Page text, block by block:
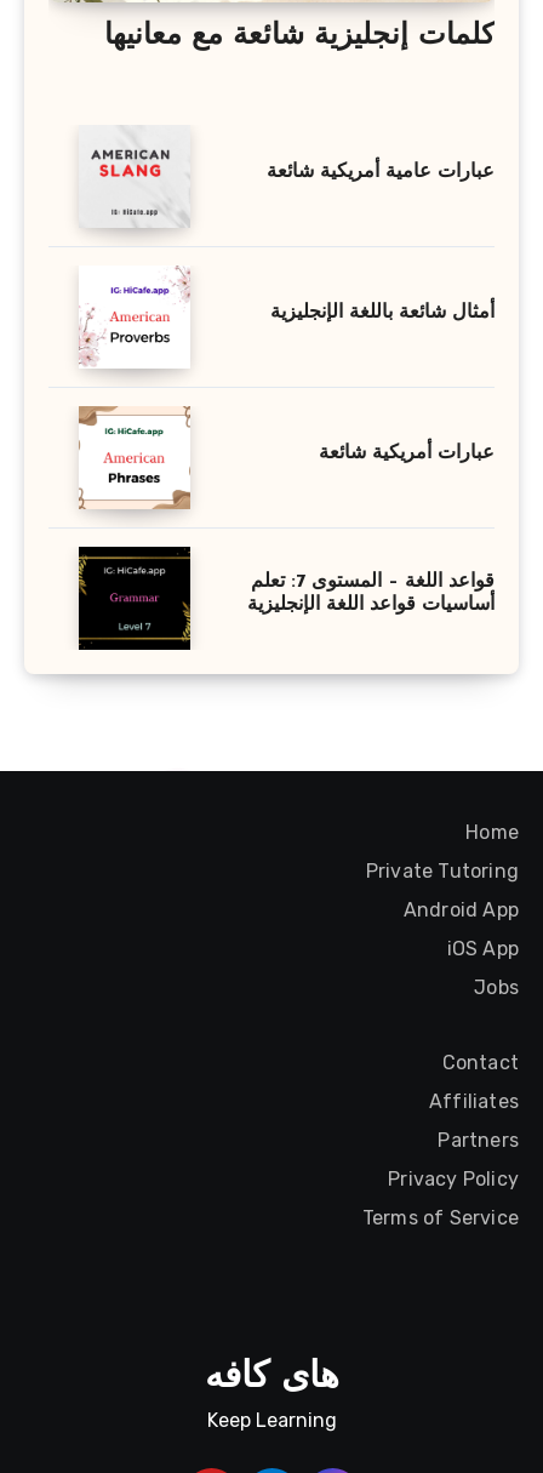
كلمات إنجليزية شائعة مع معانيها
عبارات عامية أمريكية شائعة
أمثال شائعة باللغة الإنجليزية
عبارات أمريكية شائعة
قواعد اللغة – المستوى 7: تعلم
أساسيات قواعد اللغة الإنجليزية
Home
Private Tutoring
Android App
iOS App
Jobs
Contact
Affiliates
Partners
Privacy Policy
Terms of Service
های کافه
Keep Learning